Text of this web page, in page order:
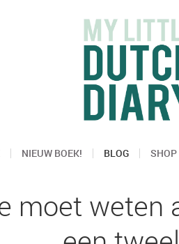
NIEUW BOEK! BLOG SHOP
moet weten